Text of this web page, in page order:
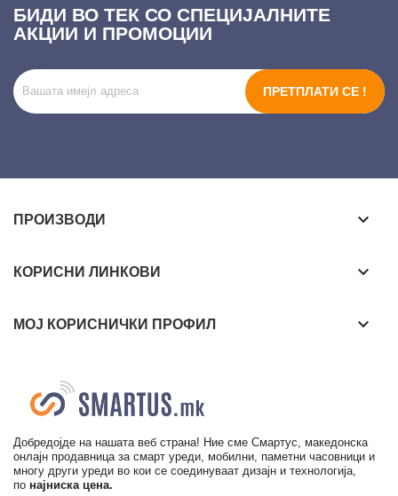
БИДИ ВО ТЕК СО СПЕЦИЈАЛНИТЕ
АКЦИИ И ПРОМОЦИИ
ПРЕТПЛАТИ СЕ !
ПРОИЗВОДИ keyboard_arrow_down
КОРИСНИ ЛИНКОВИ keyboard_arrow_down
МОЈ КОРИСНИЧКИ ПРОФИЛ keyboard_arrow_down
Добредојде на нашата веб страна! Ние сме Смартус, македонска
онлајн продавница за смарт уреди, мобилни, паметни часовници и
многу други уреди во кои се соединуваат дизајн и технологија,
по најниска цена.